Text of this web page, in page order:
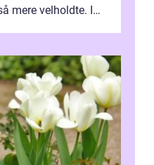
mere velholdte. I